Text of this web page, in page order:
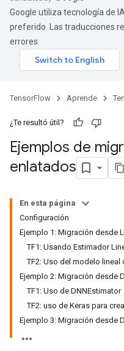
Google utiliza tecnología de
preferido. Las traducciones
errores.
TensorFlow Aprende
¿Te resultó útil?
Ejemplos de
enlatados
En esta página
Configuración
Ejemplo 1: Migración desde
TF1: Usando Estimador
TF2: Uso del modelo lineal
Ejemplo 2: Migración desde
TF1: Uso de DNNEstimator
TF2: uso de Keras para
Ejemplo 3: Migración desde